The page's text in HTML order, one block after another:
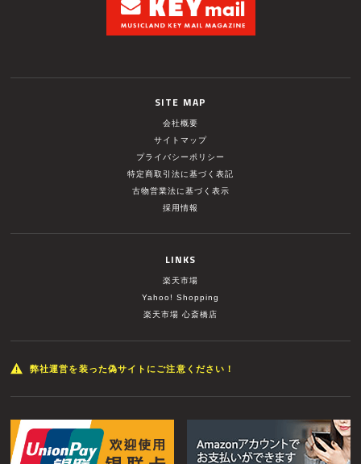
SITE MAP
会社概要
サイトマップ
プライバシーポリシー
特定商取引法に基づく表記
古物営業法に基づく表示
採用情報
LINKS
楽天市場
Yahoo! Shopping
楽天市場 心斎橋店
弊社運営を装った偽サイトにご注意ください！